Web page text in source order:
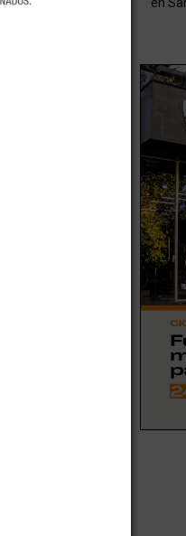
SA?
DT Leandro
BA?